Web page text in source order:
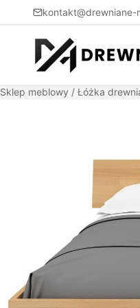
kontakt@drewniane-
Sklep meblowy / Łóżka